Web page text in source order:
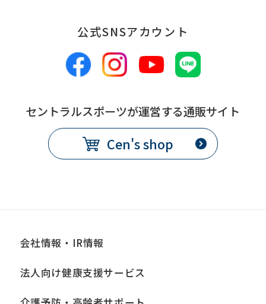
公式SNSアカウント
セントラルスポーツが運営する通販サイト
Cen's shop
会社情報・IR情報
法人向け健康支援サービス